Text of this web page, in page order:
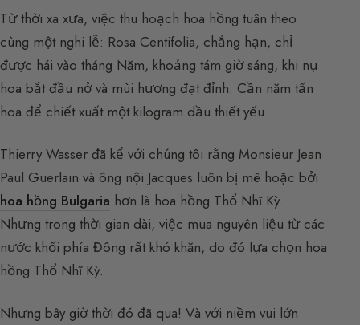
Từ thời xa xưa, việc thu hoạch hoa hồng tuân theo
cùng một nghi lễ: Rosa Centifolia, chẳng hạn, chỉ
được hái vào tháng Năm, khoảng tám giờ sáng, khi nụ
hoa bắt đầu nở và mùi hương đạt đỉnh. Cần năm tấn
hoa để chiết xuất một kilogram dầu thiết yếu.
Thierry Wasser đã kể với chúng tôi rằng Monsieur Jean
Paul Guerlain và ông nội Jacques luôn bị mê hoặc bởi
hoa hồng Bulgaria hơn là hoa hồng Thổ Nhĩ Kỳ.
Nhưng trong thời gian dài, việc mua nguyên liệu từ các
nước khối phía Đông rất khó khăn, do đó lựa chọn hoa
hồng Thổ Nhĩ Kỳ.
Nhưng bây giờ thời đó đã qua! Và với niềm vui lớn